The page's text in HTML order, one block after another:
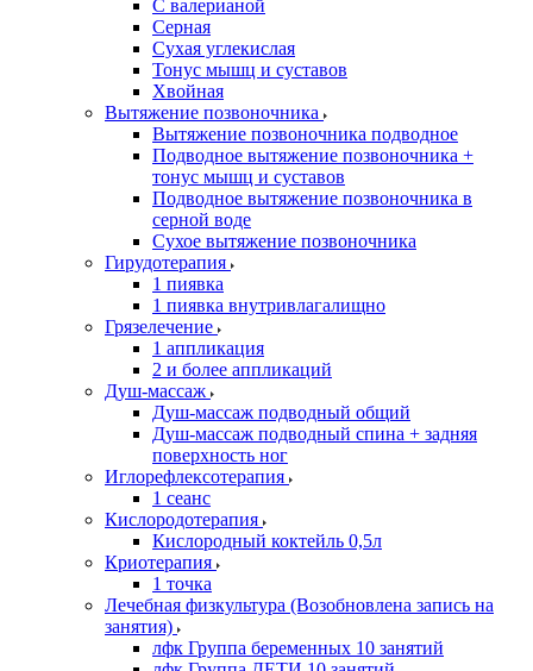
С валерианой
Серная
Сухая углекислая
Тонус мышц и суставов
Хвойная
Вытяжение позвоночника
Вытяжение позвоночника подводное
Подводное вытяжение позвоночника +
тонус мышц и суставов
Подводное вытяжение позвоночника в
серной воде
Сухое вытяжение позвоночника
Гирудотерапия
1 пиявка
1 пиявка внутривлагалищно
Грязелечение
1 аппликация
2 и более аппликаций
Душ-массаж
Душ-массаж подводный общий
Душ-массаж подводный спина + задняя
поверхность ног
Иглорефлексотерапия
1 сеанс
Кислородотерапия
Кислородный коктейль 0,5л
Криотерапия
1 точка
Лечебная физкультура (Возобновлена запись на
занятия)
лфк Группа беременных 10 занятий